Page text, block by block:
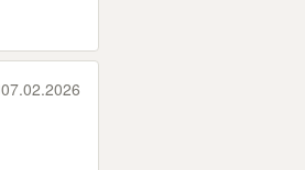
07.02.2026